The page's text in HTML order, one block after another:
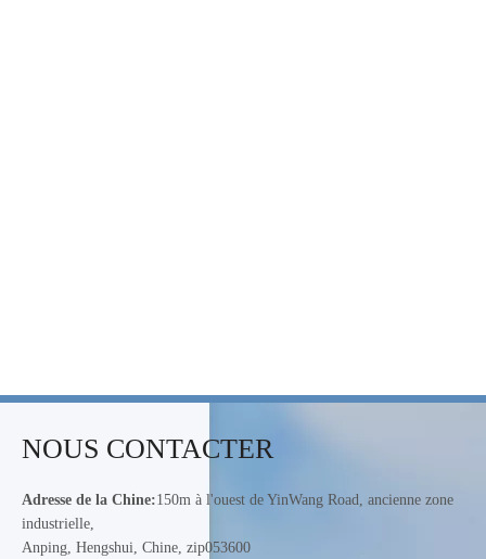
NOUS CONTACTER
Adresse de la Chine:150m à l'ouest de YinWang Road, ancienne zone
industrielle,
Anping, Hengshui, Chine, zip053600